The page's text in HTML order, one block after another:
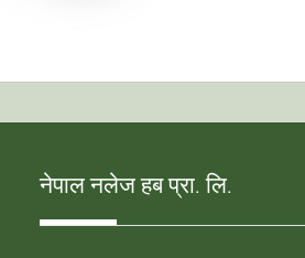
नेपाल नलेज हब प्रा. लि.